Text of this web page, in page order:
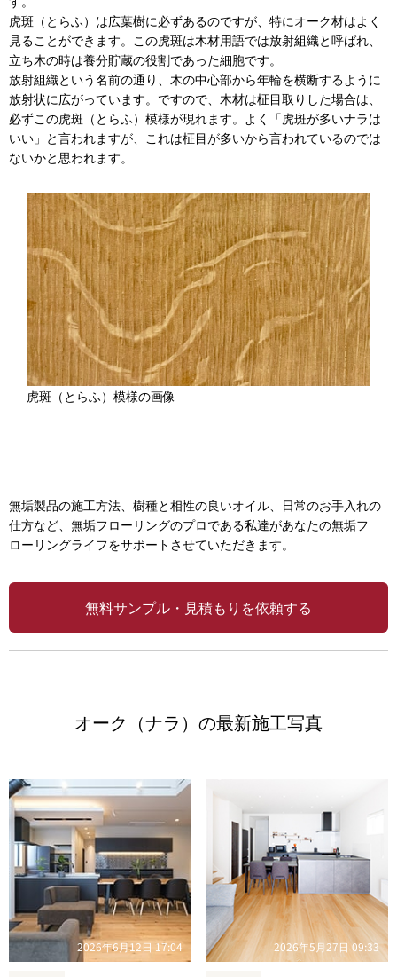
虎斑（とらふ）は広葉樹に必ずあるのですが、特にオーク材はよく
見ることができます。この虎斑は木材用語では放射組織と呼ばれ、
立ち木の時は養分貯蔵の役割であった細胞です。
放射組織という名前の通り、木の中心部から年輪を横断するように
放射状に広がっています。ですので、木材は柾目取りした場合は、
必ずこの虎斑（とらふ）模様が現れます。よく「虎斑が多いナラは
いい」と言われますが、これは柾目が多いから言われているのでは
ないかと思われます。
虎斑（とらふ）模様の画像
無垢製品の施工方法、樹種と相性の良いオイル、日常のお手入れの
仕方など、無垢フローリングのプロである私達があなたの無垢フ
ローリングライフをサポートさせていただきます。
無料サンプル・見積もりを依頼する
オーク（ナラ）の最新施工写真
2026年6月12日 17:04 2026年5月27日 09:33